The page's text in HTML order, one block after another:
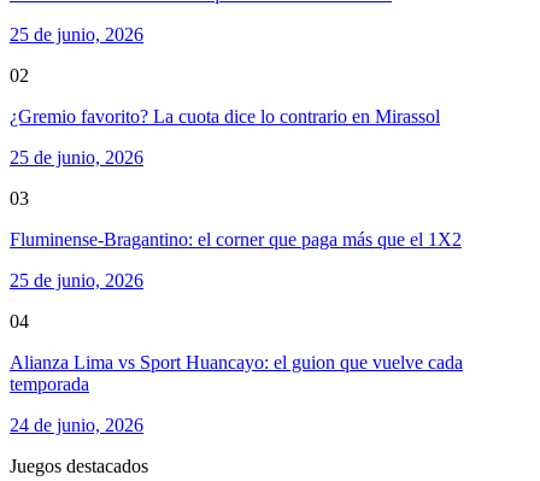
25 de junio, 2026
02
¿Gremio favorito? La cuota dice lo contrario en Mirassol
25 de junio, 2026
03
Fluminense-Bragantino: el corner que paga más que el 1X2
25 de junio, 2026
04
Alianza Lima vs Sport Huancayo: el guion que vuelve cada
temporada
24 de junio, 2026
Juegos destacados